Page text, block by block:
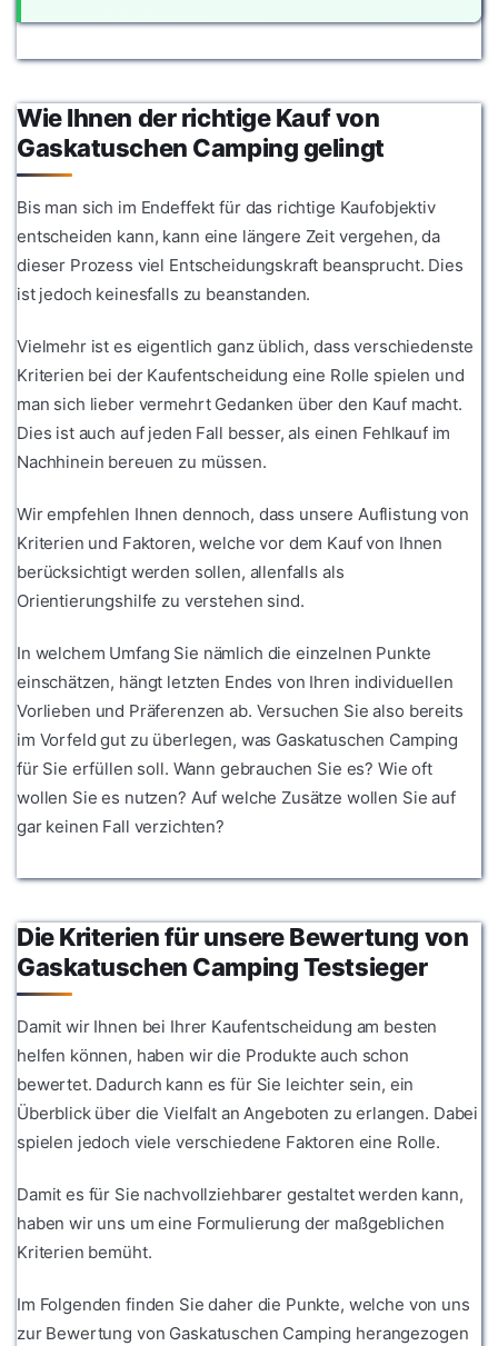
Wie Ihnen der richtige Kauf von
Gaskatuschen Camping gelingt
Bis man sich im Endeffekt für das richtige Kaufobjektiv
entscheiden kann, kann eine längere Zeit vergehen, da
dieser Prozess viel Entscheidungskraft beansprucht. Dies
ist jedoch keinesfalls zu beanstanden.
Vielmehr ist es eigentlich ganz üblich, dass verschiedenste
Kriterien bei der Kaufentscheidung eine Rolle spielen und
man sich lieber vermehrt Gedanken über den Kauf macht.
Dies ist auch auf jeden Fall besser, als einen Fehlkauf im
Nachhinein bereuen zu müssen.
Wir empfehlen Ihnen dennoch, dass unsere Auflistung von
Kriterien und Faktoren, welche vor dem Kauf von Ihnen
berücksichtigt werden sollen, allenfalls als
Orientierungshilfe zu verstehen sind.
In welchem Umfang Sie nämlich die einzelnen Punkte
einschätzen, hängt letzten Endes von Ihren individuellen
Vorlieben und Präferenzen ab. Versuchen Sie also bereits
im Vorfeld gut zu überlegen, was Gaskatuschen Camping
für Sie erfüllen soll. Wann gebrauchen Sie es? Wie oft
wollen Sie es nutzen? Auf welche Zusätze wollen Sie auf
gar keinen Fall verzichten?
Die Kriterien für unsere Bewertung von
Gaskatuschen Camping Testsieger
Damit wir Ihnen bei Ihrer Kaufentscheidung am besten
helfen können, haben wir die Produkte auch schon
bewertet. Dadurch kann es für Sie leichter sein, ein
Überblick über die Vielfalt an Angeboten zu erlangen. Dabei
spielen jedoch viele verschiedene Faktoren eine Rolle.
Damit es für Sie nachvollziehbarer gestaltet werden kann,
haben wir uns um eine Formulierung der maßgeblichen
Kriterien bemüht.
Im Folgenden finden Sie daher die Punkte, welche von uns
zur Bewertung von Gaskatuschen Camping herangezogen